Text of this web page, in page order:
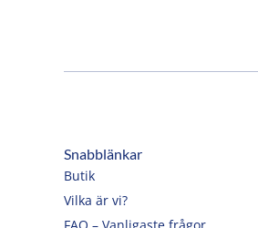
Snabblänkar
Butik
Vilka är vi?